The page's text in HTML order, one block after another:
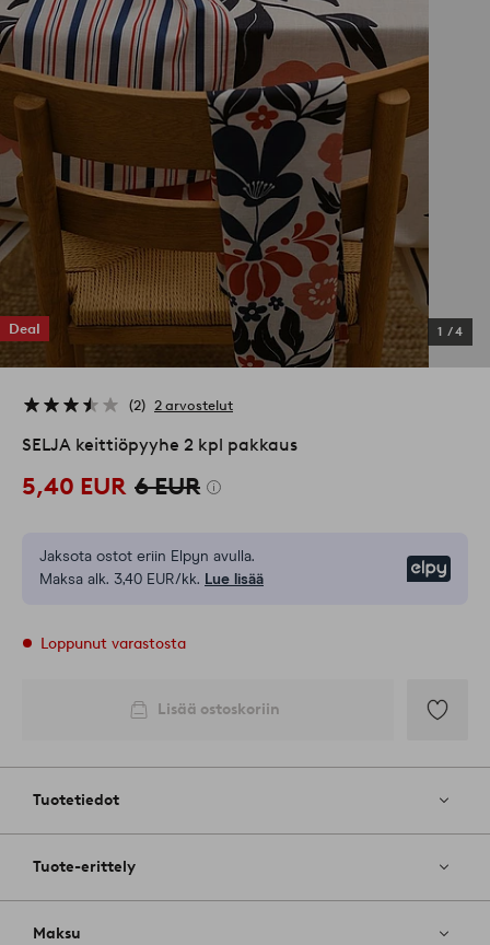
Deal 1 /4
2 2 arvostelut
SELJA keittiöpyyhe 2 kpl pakkaus
5,40 EUR 6 EUR
Jaksota ostot eriin Elpyn avulla.
Maksa alk. 3,40 EUR/kk. Lue lisää
Loppunut varastosta
Lisää ostoskoriin
Tuotetiedot
Tuote-erittely
Maksu